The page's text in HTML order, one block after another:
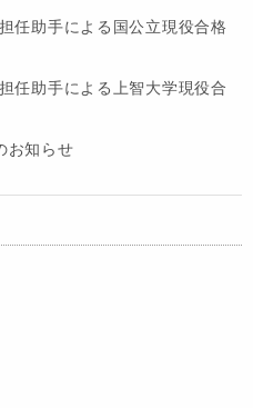
任助手による国公立現役合格
任助手による上智大学現役合
お知らせ